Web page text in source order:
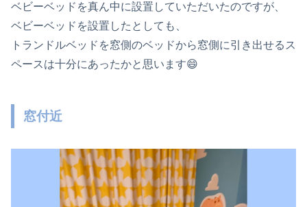
ベビーベッドを真ん中に設置していただいたのですが、
ベビーベッドを設置したとしても、
トランドルベッドを窓側のベッドから窓側に引き出せるス
ペースは十分にあったかと思います😄
窓付近